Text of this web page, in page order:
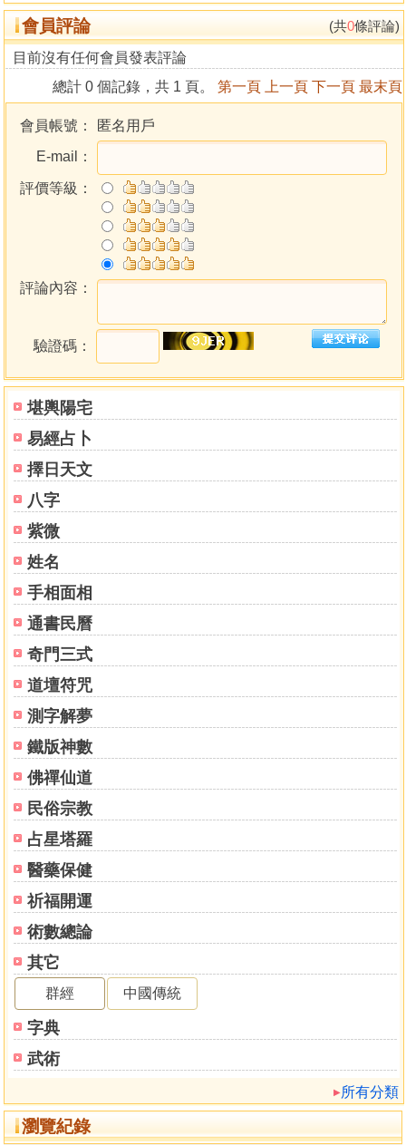
堪輿陽宅
易經占卜
擇日天文
八字
紫微
姓名
手相面相
通書民曆
奇門三式
道壇符咒
測字解夢
鐵版神數
佛禪仙道
民俗宗教
占星塔羅
醫藥保健
祈福開運
術數總論
其它
群經 中國傳統
字典
武術
所有分類
瀏覽紀錄
地元氣分年圖與式
地元氣分爻圖與式
化工元氣統論
八卦上下體六十納甲圖
大象行年例圖
陽大陰年起小象遊變例圖
陰爻小象遊變例圖
月卦遊變例圖
日卦變例圖
河洛理易易卦釋義
乾卦
蒙卦
需卦
訟卦
師卦
比卦
小畜卦
履卦
泰卦
否卦
同人卦
大有卦
謙卦
豫卦
隨卦
蠱卦
臨卦
觀卦
噬嗑卦
賁卦
剝卦
復卦
无妄卦
大畜卦
頤卦
大過卦
坎卦
離卦
咸卦
恒卦
遯卦
大壯卦
晉卦
明夷卦
家人卦
蹇卦
解卦
會員評論 (共0條評論)
目前沒有任何會員發表評論
總計 0 個記錄，共 1 頁。 第一頁 上一頁 下一頁 最末頁
會員帳號：
匿名用戶
E-mail：
評價等級：
評論內容：
驗證碼：